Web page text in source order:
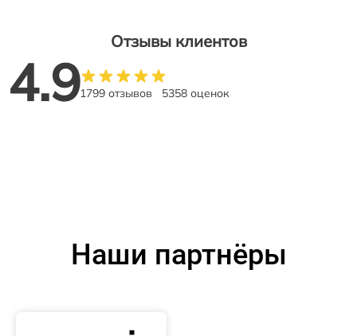
Отзывы клиентов
4.91799 отзывов 5358 оценок
Наши партнёры